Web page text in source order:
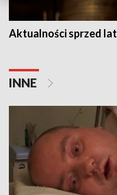
Aktualności sprzed lat
INNE